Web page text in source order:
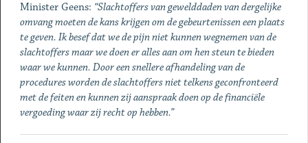
Minister Geens: “Slachtoffers van gewelddaden van dergelijke
omvang moeten de kans krijgen om de gebeurtenissen een plaats
te geven. Ik besef dat we de pijn niet kunnen wegnemen van de
slachtoffers maar we doen er alles aan om hen steun te bieden
waar we kunnen. Door een snellere afhandeling van de
procedures worden de slachtoffers niet telkens geconfronteerd
met de feiten en kunnen zij aanspraak doen op de financiële
vergoeding waar zij recht op hebben.”